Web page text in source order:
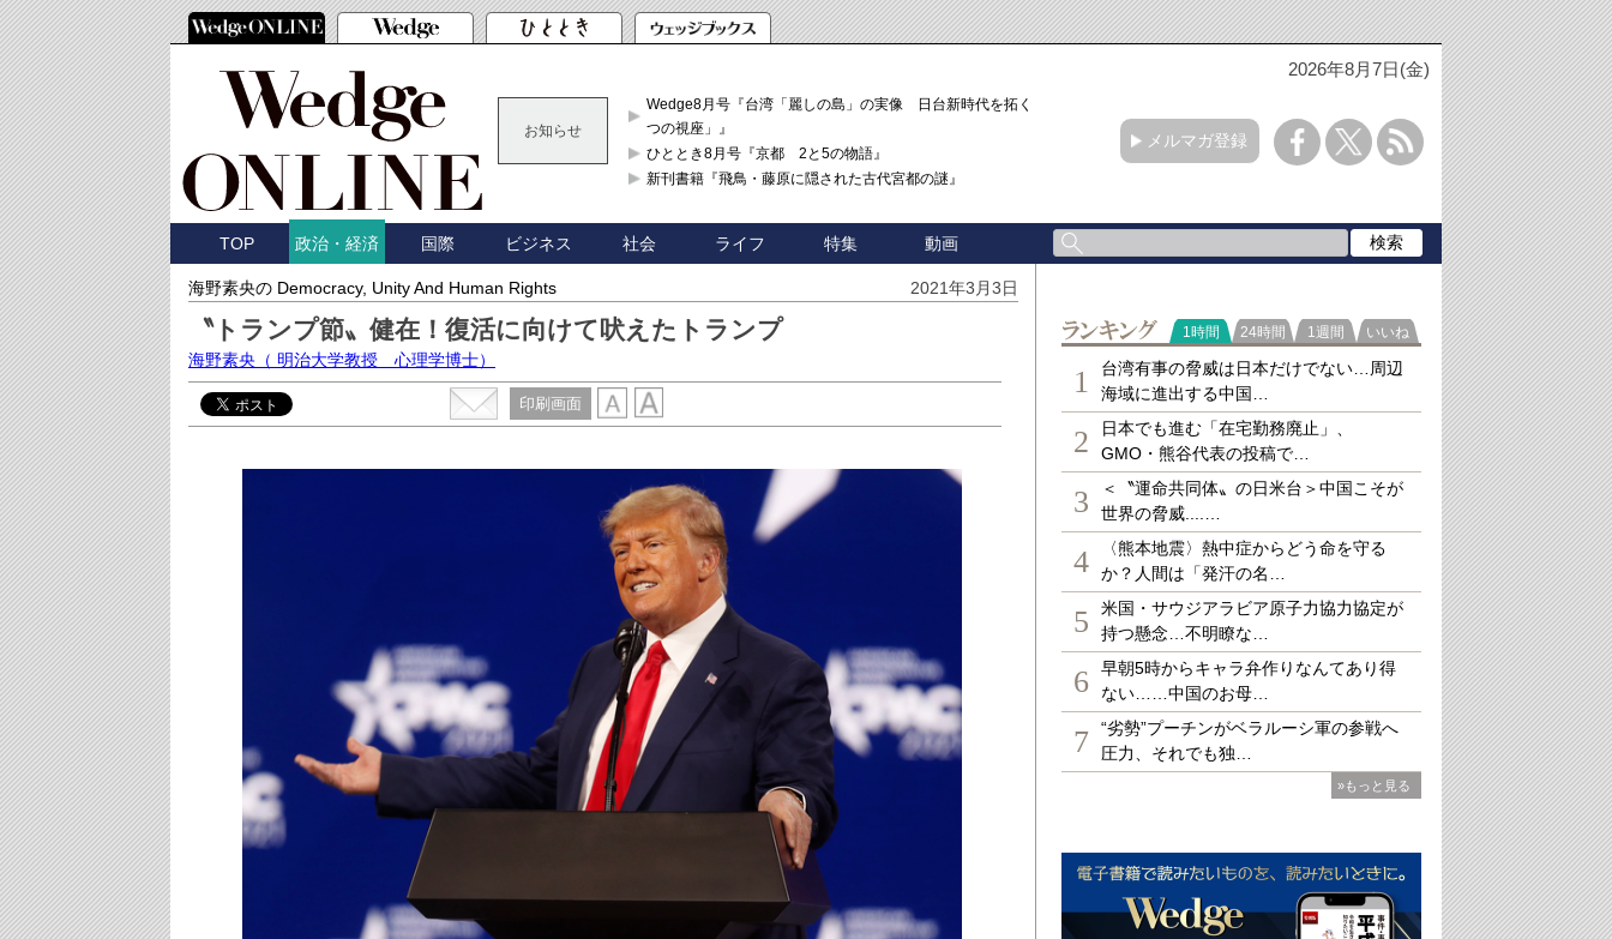
2026年8月7日(金)
お知らせ
Wedge8月号『台湾「麗しの島」の実像 日台新時代を拓く「3
つの視座」』
ひととき8月号『京都 2と5の物語』
新刊書籍『飛鳥・藤原に隠された古代宮都の謎』
メルマガ登録
TOP 政治・経済 国際 ビジネス 社会 ライフ 特集 動画
海野素央の Democracy, Unity And Human Rights 2021年3月3日
〝トランプ節〟健在！復活に向けて吠えたトランプ
海野素央 （ 明治大学教授 心理学博士）
印刷画面
ランキング
1時間 24時間 1週間 いいね
1
台湾有事の脅威は日本だけでない…周辺
海域に進出する中国…
2
日本でも進む「在宅勤務廃止」、
GMO・熊谷代表の投稿で…
3
＜〝運命共同体〟の日米台＞中国こそが
世界の脅威....…
4
〈熊本地震〉熱中症からどう命を守る
か？人間は「発汗の名…
5
米国・サウジアラビア原子力協力協定が
持つ懸念…不明瞭な…
6
早朝5時からキャラ弁作りなんてあり得
ない……中国のお母…
7
“劣勢”プーチンがベラルーシ軍の参戦へ
圧力、それでも独…
»もっと見る